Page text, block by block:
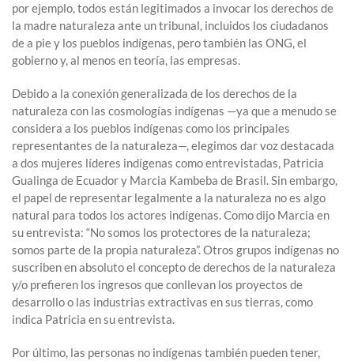
por ejemplo, todos están legitimados a invocar los derechos de
la madre naturaleza ante un tribunal, incluidos los ciudadanos
de a pie y los pueblos indígenas, pero también las ONG, el
gobierno y, al menos en teoría, las empresas.
Debido a la conexión generalizada de los derechos de la
naturaleza con las cosmologías indígenas —ya que a menudo se
considera a los pueblos indígenas como los principales
representantes de la naturaleza—, elegimos dar voz destacada
a dos mujeres líderes indígenas como entrevistadas, Patricia
Gualinga de Ecuador y Marcia Kambeba de Brasil. Sin embargo,
el papel de representar legalmente a la naturaleza no es algo
natural para todos los actores indígenas. Como dijo Marcia en
su entrevista: “No somos los protectores de la naturaleza;
somos parte de la propia naturaleza”. Otros grupos indígenas no
suscriben en absoluto el concepto de derechos de la naturaleza
y/o prefieren los ingresos que conllevan los proyectos de
desarrollo o las industrias extractivas en sus tierras, como
indica Patricia en su entrevista.
Por último, las personas no indígenas también pueden tener,